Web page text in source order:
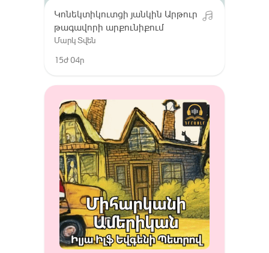
Կոնեկտիկուտցի յանկին Արթուր
թագավորի արքունիքում
Մարկ Տվեն
15ժ 04ր